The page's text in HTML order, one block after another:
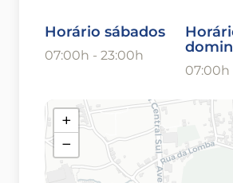
Horário sábados
07:00h - 23:00h
07:00h
+
−